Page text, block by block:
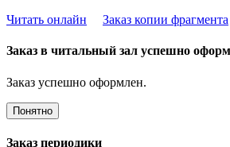
Читать онлайн
Заказ копии фрагмента
Заказ в читальный зал успешно
Заказ успешно оформлен.
Понятно
Заказ периодики